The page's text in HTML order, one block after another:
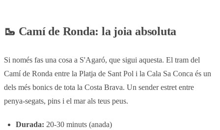
🥾 Camí de Ronda: la joia absoluta
Si només fas una cosa a S'Agaró, que sigui aquesta. El tram del
Camí de Ronda entre la Platja de Sant Pol i la Cala Sa Conca és un
dels més bonics de tota la Costa Brava. Un sender estret entre
penya-segats, pins i el mar als teus peus.
Durada: 20-30 minuts (anada)